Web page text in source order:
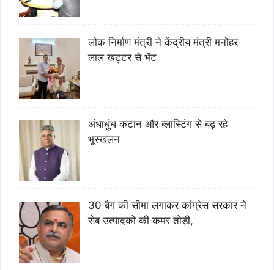
लोक निर्माण मंत्री ने केंद्रीय मंत्री मनोहर
लाल खट्टर से भेंट
अंधाधुंध कटान और ब्लास्टिंग से बढ़ रहे
भूस्खलन
30 बैग की सीमा लगाकर कांग्रेस सरकार ने
सेब उत्पादकों की कमर तोड़ी,